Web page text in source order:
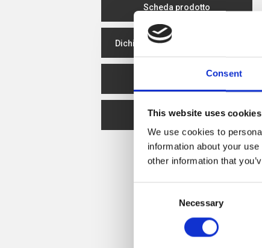
Consent
This website uses cookies
We use cookies to
information about your
other information that
Necessary
Scheda prodotto
Dichiarazione delle prestazioni
Efficienza energetica
Sketchup